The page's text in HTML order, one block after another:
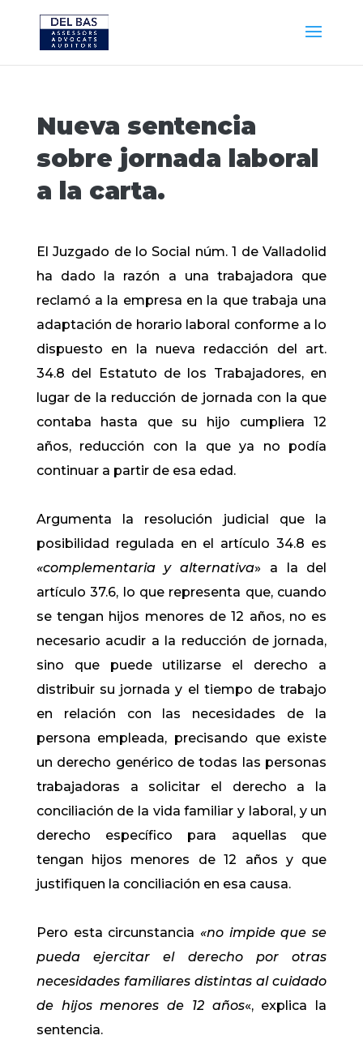
Nueva sentencia
sobre jornada laboral
a la carta.
El Juzgado de lo Social núm. 1 de Valladolid
ha dado la razón a una trabajadora que
reclamó a la empresa en la que trabaja una
adaptación de horario laboral conforme a lo
dispuesto en la nueva redacción del art.
34.8 del Estatuto de los Trabajadores, en
lugar de la reducción de jornada con la que
contaba hasta que su hijo cumpliera 12
años, reducción con la que ya no podía
continuar a partir de esa edad.
Argumenta la resolución judicial que la
posibilidad regulada en el artículo 34.8 es
«complementaria y alternativa» a la del
artículo 37.6, lo que representa que, cuando
se tengan hijos menores de 12 años, no es
necesario acudir a la reducción de jornada,
sino que puede utilizarse el derecho a
distribuir su jornada y el tiempo de trabajo
en relación con las necesidades de la
persona empleada, precisando que existe
un derecho genérico de todas las personas
trabajadoras a solicitar el derecho a la
conciliación de la vida familiar y laboral, y un
derecho específico para aquellas que
tengan hijos menores de 12 años y que
justifiquen la conciliación en esa causa.
Pero esta circunstancia «no impide que se
pueda ejercitar el derecho por otras
necesidades familiares distintas al cuidado
de hijos menores de 12 años«, explica la
sentencia.